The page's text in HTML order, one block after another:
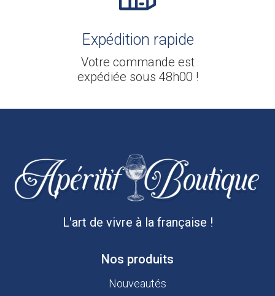
Expédition rapide
Votre commande est
expédiée sous 48h00 !
L'art de vivre à la française !
Nos produits
Nouveautés